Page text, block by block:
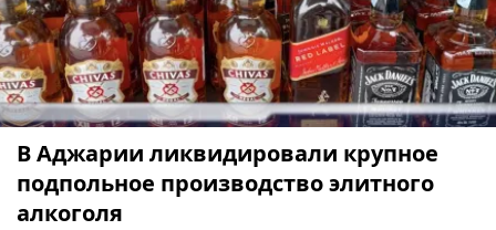
В Аджарии ликвидировали крупное
подпольное производство элитного
алкоголя